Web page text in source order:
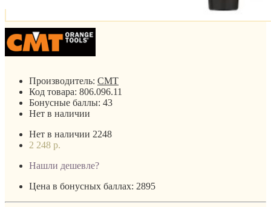
Производитель: CMT
Код товара: 806.096.11
Бонусные баллы: 43
Нет в наличии
Нет в наличии 2248
2 248 р.
Нашли дешевле?
Цена в бонусных баллах: 2895